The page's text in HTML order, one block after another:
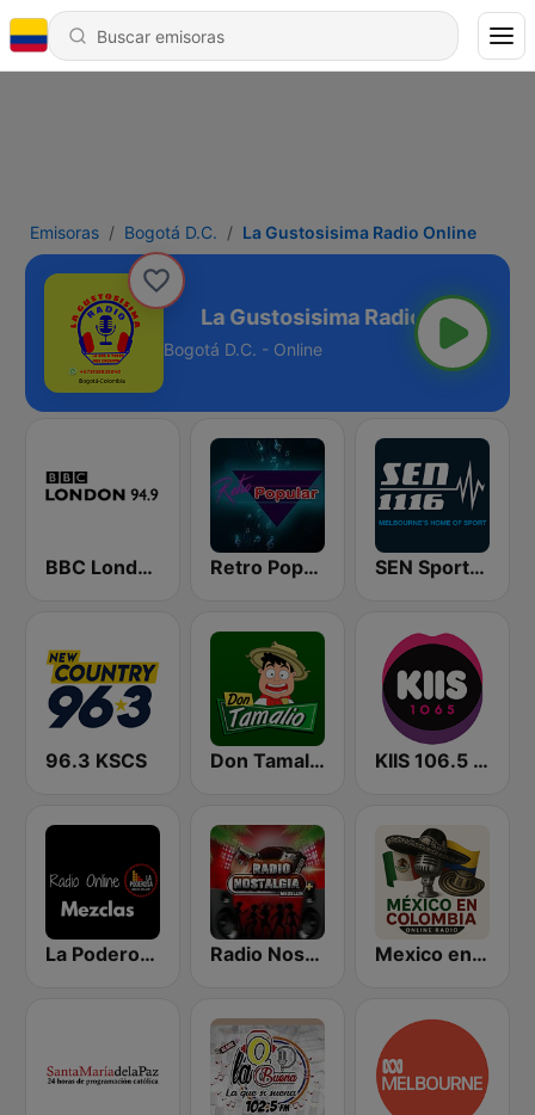
Emisoras Bogotá D.C. La Gustosisima Radio Online
Online
Bogotá D.C. - Online
BBC London Retro Popular SEN Sports 1116 AM
96.3 KSCS Don Tamalio Online KIIS 106.5 FM
La Poderosa Radio Online Mezclas Radio Nostalgia Mexico en Colombia